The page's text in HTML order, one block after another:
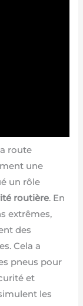
route
une
un rôle
routière. En
extrêmes,
des
Cela a
pneus pour
et
les